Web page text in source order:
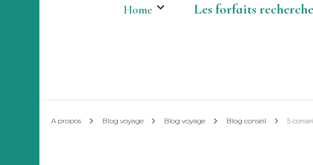
Home Les forfaits
A propos Blog voyage Blog voyage Blog conseil 5